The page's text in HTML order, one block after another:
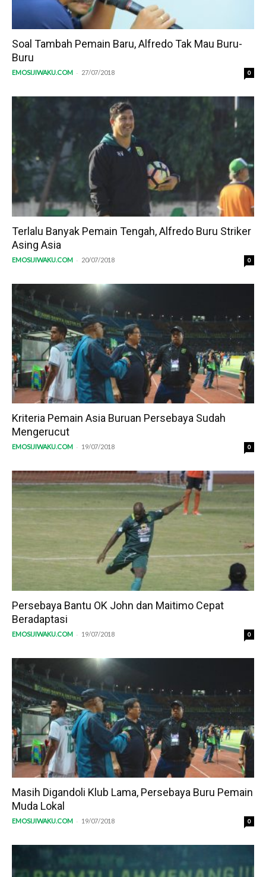
Soal Tambah Pemain Baru, Alfredo Tak Mau Buru-
Buru
EMOSIJIWAKU.COM - 27/07/2018 0
Terlalu Banyak Pemain Tengah, Alfredo Buru Striker
Asing Asia
EMOSIJIWAKU.COM - 20/07/2018 0
Kriteria Pemain Asia Buruan Persebaya Sudah
Mengerucut
EMOSIJIWAKU.COM - 19/07/2018 0
Persebaya Bantu OK John dan Maitimo Cepat
Beradaptasi
EMOSIJIWAKU.COM - 19/07/2018 0
Masih Digandoli Klub Lama, Persebaya Buru Pemain
Muda Lokal
EMOSIJIWAKU.COM - 19/07/2018 0